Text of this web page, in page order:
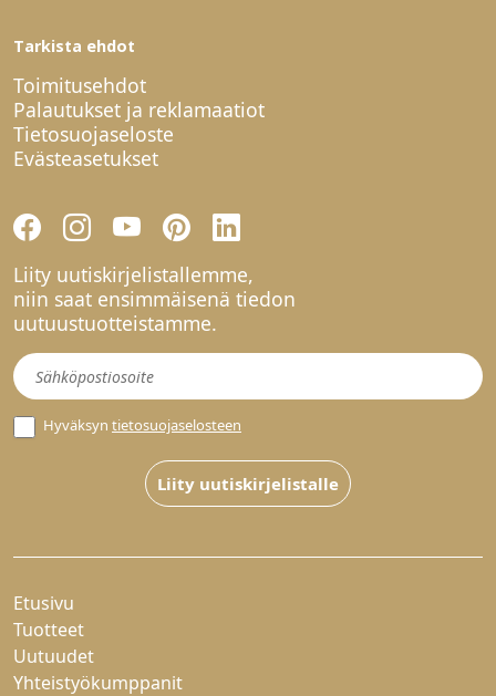
Tarkista ehdot
Toimitusehdot
Palautukset ja reklamaatiot
Tietosuojaseloste
Evästeasetukset
Liity uutiskirjelistallemme,
niin saat ensimmäisenä tiedon
uutuustuotteistamme.
Uutiskirje
Hyväksyn tietosuojaselosteen
Liity uutiskirjelistalle
Etusivu
Tuotteet
Uutuudet
Yhteistyökumppanit